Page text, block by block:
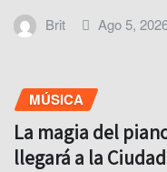
Brit Ago 5,
MÚSICA
La magia del
llegará a la